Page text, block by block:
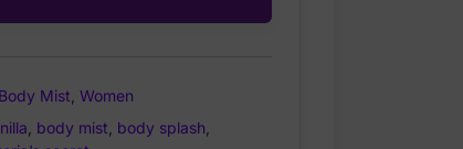
Mist Women
body mist body splash